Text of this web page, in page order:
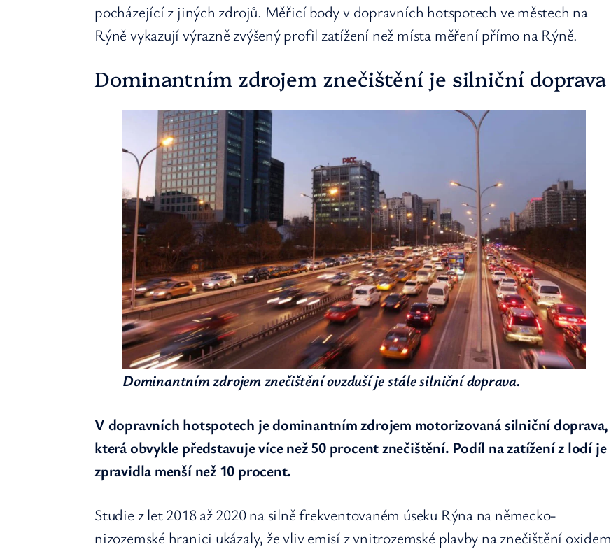
pocházející z jiných zdrojů. Měřicí body v dopravních hotspotech ve městech na
Rýně vykazují výrazně zvýšený profil zatížení než místa měření přímo na Rýně.
Dominantním zdrojem znečištění je silniční doprava
Dominantním zdrojem znečištění ovzduší je stále silniční doprava.
V dopravních hotspotech je dominantním zdrojem motorizovaná silniční doprava,
která obvykle představuje více než 50 procent znečištění. Podíl na zatížení z lodí je
zpravidla menší než 10 procent.
Studie z let 2018 až 2020 na silně frekventovaném úseku Rýna na německo-
nizozemské hranici ukázaly, že vliv emisí z vnitrozemské plavby na znečištění oxidem